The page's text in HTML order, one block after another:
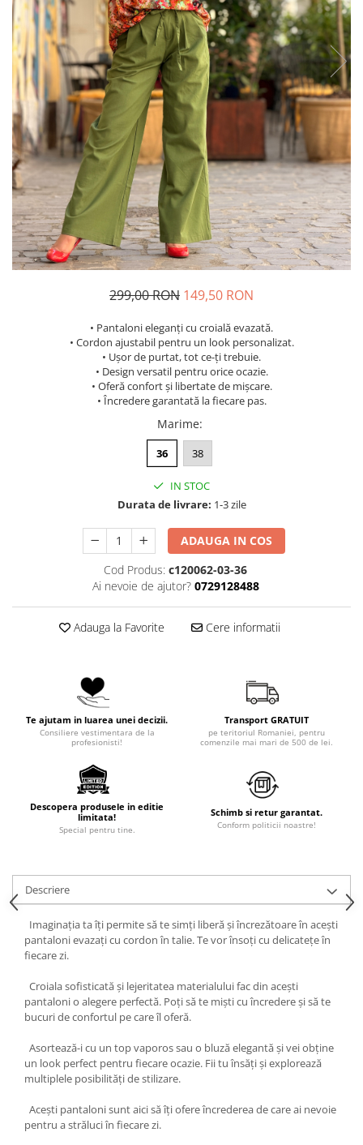
Costume de baie
299,00 RON 149,50 RON
• Pantaloni eleganți cu croială evazată.
• Cordon ajustabil pentru un look personalizat.
• Ușor de purtat, tot ce-ți trebuie.
• Design versatil pentru orice ocazie.
• Oferă confort și libertate de mișcare.
• Încredere garantată la fiecare pas.
Marime:
36 38
IN STOC
Durata de livrare: 1-3 zile
ADAUGA IN COS
Cod Produs: c120062-03-36
Ai nevoie de ajutor? 0729128488
Adauga la Favorite Cere informatii
Te ajutam in luarea unei decizii.
Consiliere vestimentara de la
profesionisti!
Transport GRATUIT
pe teritoriul Romaniei, pentru
comenzile mai mari de 500 de lei.
Descopera produsele in editie
limitata!
Special pentru tine.
Schimb si retur garantat.
Conform politicii noastre!
Descriere
Imaginația ta îți permite să te simți liberă și încrezătoare în acești
pantaloni evazați cu cordon în talie. Te vor însoți cu delicatețe în
fiecare zi.
Croiala sofisticată și lejeritatea materialului fac din acești
pantaloni o alegere perfectă. Poți să te miști cu încredere și să te
bucuri de confortul pe care îl oferă.
Asortează-i cu un top vaporos sau o bluză elegantă și vei obține
un look perfect pentru fiecare ocazie. Fii tu însăți și explorează
multiplele posibilități de stilizare.
Acești pantaloni sunt aici să îți ofere încrederea de care ai nevoie
pentru a străluci în fiecare zi.